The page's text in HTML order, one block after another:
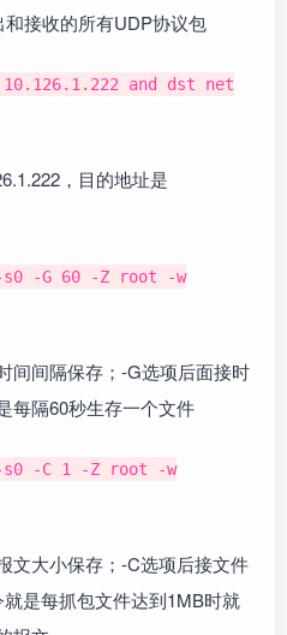
接收的所有UDP协议包
and dst net
，目的地址是
-G 60 -Z root -w
间间隔保存；-G选项后面接时
每隔60秒生存一个文件
-C 1 -Z root -w
文大小保存；-C选项后接文件
是每抓包文件达到1MB时就